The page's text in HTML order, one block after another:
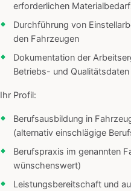
erforderlichen
Durchführung von
den Fahrzeugen
Dokumentation der
Betriebs- und Qualitätsdaten
Ihr Profil:
Berufsausbildung in
(alternativ einschlägige
Berufspraxis im genannten
wünschenswert)
Leistungsbereitschaft und